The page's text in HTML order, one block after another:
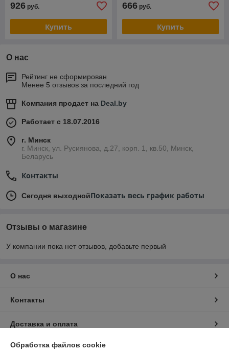
926 руб.
Купить
666 руб.
Купить
О нас
Рейтинг не сформирован
Менее 5 отзывов за последний год
Компания продает на Deal.by
Работает с 18.07.2016
г. Минск
г. Минск, ул. Русиянова, д.27, корп. 1, кв.50, Минск,
Беларусь
Контакты
Сегодня выходнойПоказать весь график работы
Отзывы о магазине
У компании пока нет отзывов, добавьте первый
О нас
Контакты
Доставка и оплата
График работы
Обработка файлов cookie